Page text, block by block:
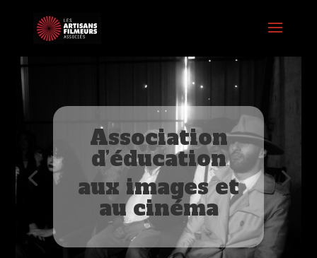
Association
d’éducation
aux images et
au cinéma
Située à
Vannes,
quartier de
Conleau-
Cliscouët